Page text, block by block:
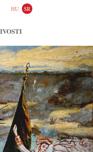
HU SR